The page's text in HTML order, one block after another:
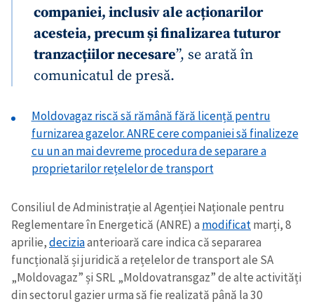
companiei, inclusiv ale acționarilor
acesteia, precum și finalizarea tuturor
tranzacțiilor necesare”, se arată în
comunicatul de presă.
Moldovagaz riscă să rămână fără licență pentru
furnizarea gazelor. ANRE cere companiei să finalizeze
cu un an mai devreme procedura de separare a
proprietarilor rețelelor de transport
Consiliul de Administrație al Agenției Naționale pentru
Reglementare în Energetică (ANRE) a modificatmarți, 8
aprilie,deciziaanterioară care indica că separarea
funcțională și juridică a rețelelor de transport ale SA
„Moldovagaz” și SRL „Moldovatransgaz” de alte activități
din sectorul gazier urma să fie realizată până la 30